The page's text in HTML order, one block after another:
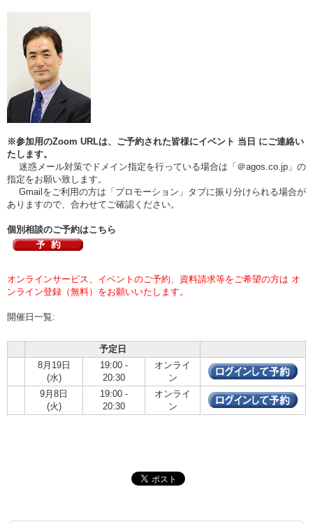
※参加用のZoom URLは、ご予約された皆様にイベント 当日 にご連絡い
たします。
迷惑メール対策でドメイン指定を行っている場合は「＠agos.co.jp」の
指定をお願い致します。
Gmailをご利用の方は「プロモーション」タブに振り分けられる場合が
ありますので、合わせてご確認ください。
個別相談のご予約はこちら
オンラインサービス、イベントのご予約、資料請求等をご希望の方は オ
ンライン登録（無料）をお願いいたします。
開催日一覧:
予定日
8月19日
(水)
19:00 -
20:30
オンライ
ン
9月8日
(火)
19:00 -
20:30
オンライ
ン